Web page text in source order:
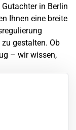
in Berlin
Ihnen eine breite
gestalten. Ob
– wir wissen,